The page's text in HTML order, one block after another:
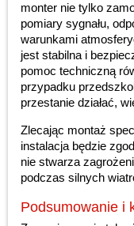
monter nie tylko
pomiary sygnału,
warunkami
jest stabilna i
pomoc techniczną
przypadku
przestanie działać,
Zlecając montaż
instalacja będzie
nie stwarza
podczas silnych
Podsumowanie i